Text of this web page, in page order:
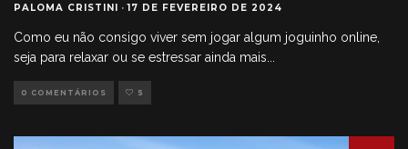
PALOMA CRISTINI · 17 DE FEVEREIRO DE 2024
Como eu não consigo viver sem jogar algum joguinho online,
seja para relaxar ou se estressar ainda mais...
0 COMENTÁRIOS 5